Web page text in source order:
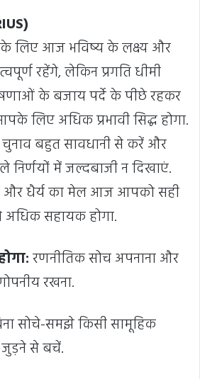
लिए आज भविष्य के लक्ष्य और
रहेंगे, लेकिन प्रगति धीमी
के बजाय पर्दे के पीछे रहकर
लिए अधिक प्रभावी सिद्ध होगा.
बहुत सावधानी से करें और
निर्णयों में जल्दबाजी न दिखाएं.
धैर्य का मेल आज आपको सही
अधिक सहायक होगा.
रणनीतिक सोच अपनाना और
रखना.
सोचे-समझे किसी सामूहिक
जुड़ने से बचें.